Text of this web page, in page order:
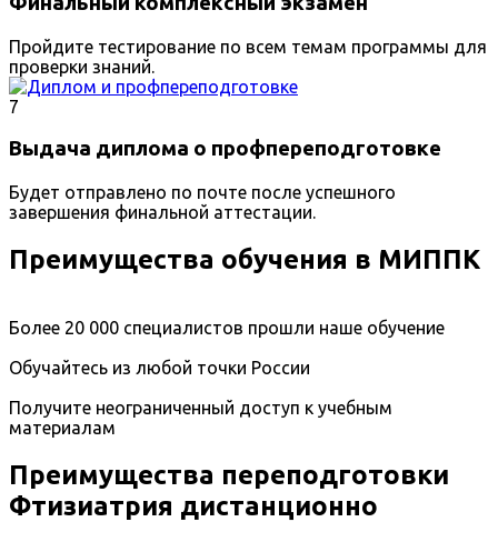
Пройдите тестирование по всем темам программы для
проверки знаний.
7
Выдача диплома о профпереподготовке
Будет отправлено по почте после успешного
завершения финальной аттестации.
Преимущества обучения в МИППК
Более 20 000 специалистов прошли наше обучение
Обучайтесь из любой точки России
Получите неограниченный доступ к учебным
материалам
Преимущества переподготовки
Фтизиатрия дистанционно